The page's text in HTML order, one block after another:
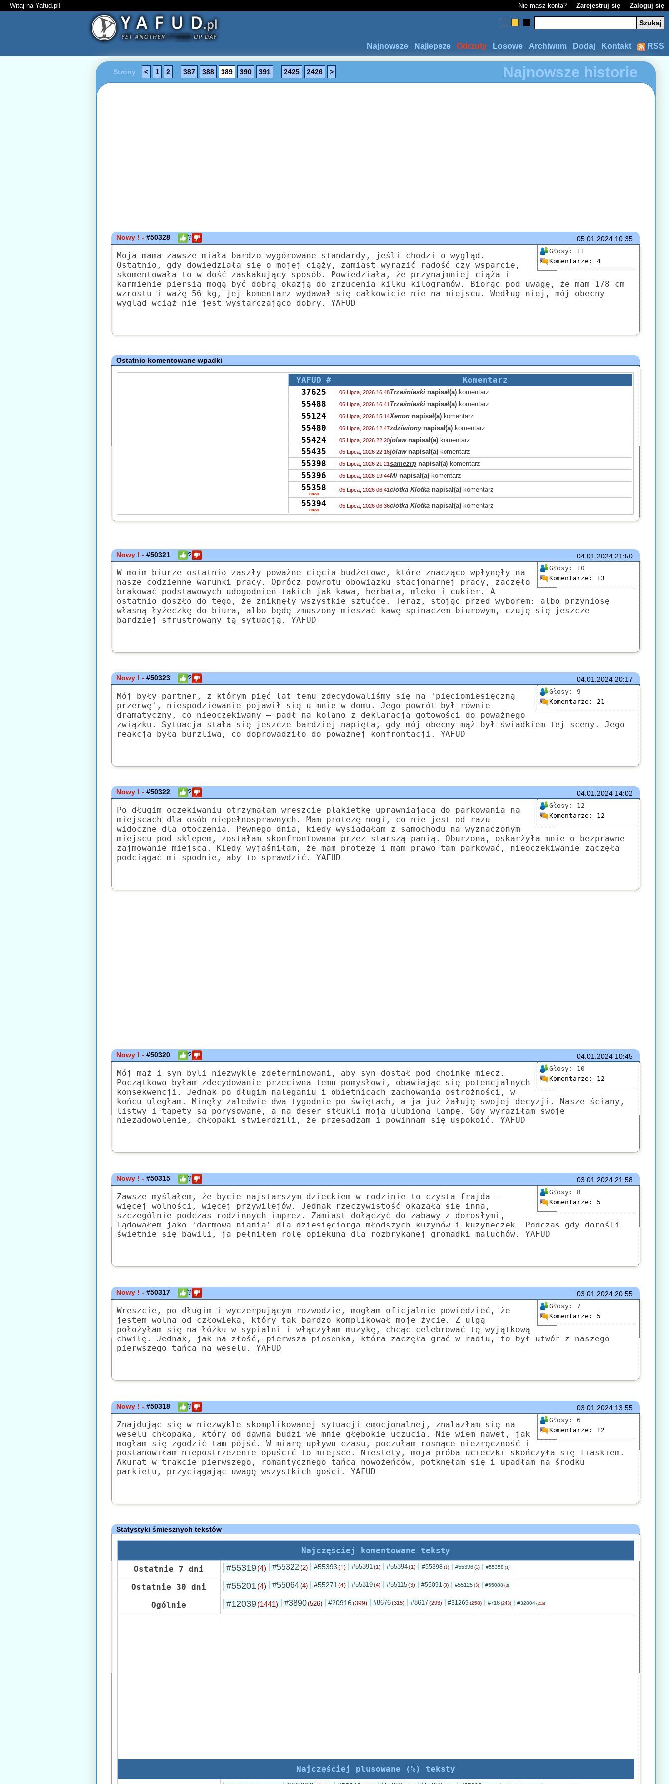
Witaj na Yafud.pl! Nie masz konta? Zarejestruj się Zaloguj się
RSS
Kontakt
Dodaj
Archiwum
Losowe
Odrzuty
Najlepsze
Najnowsze
Najnowsze historie
Strony < 1 2 387 388 389 390 391 2425 2426 >
05.01.202410:35
Nowy ! -#50328 ?
Głosy: 11
Komentarze: 4
Moja mama zawsze miała bardzo wygórowane standardy, jeśli chodzi o wygląd.
Ostatnio, gdy dowiedziała się o mojej ciąży, zamiast wyrazić radość czy wsparcie,
skomentowała to w dość zaskakujący sposób. Powiedziała, że przynajmniej ciąża i
karmienie piersią mogą być dobrą okazją do zrzucenia kilku kilogramów. Biorąc pod uwagę, że mam 178 cm
wzrostu i ważę 56 kg, jej komentarz wydawał się całkowicie nie na miejscu. Według niej, mój obecny
wygląd wciąż nie jest wystarczająco dobry. YAFUD
Ostatnio komentowane wpadki
YAFUD #
Komentarz
37625
06 Lipca, 2026 16:48Trześnieski napisał(a) komentarz
55488 06 Lipca, 2026 16:41 Trześnieski napisał(a) komentarz
55124 06 Lipca, 2026 15:14Xenon napisał(a) komentarz
55480 06 Lipca, 2026 12:47zdziwionynapisał(a) komentarz
55424 05 Lipca, 2026 22:20jolawnapisał(a) komentarz
55435 05 Lipca, 2026 22:16jolawnapisał(a) komentarz
55398 05 Lipca, 2026 21:21samezrp napisał(a) komentarz
55396 05 Lipca, 2026 19:44Mi napisał(a) komentarz
55358
TRASH
05 Lipca, 2026 06:41ciotka Klotka napisał(a) komentarz
55394
TRASH
05 Lipca, 2026 06:36ciotka Klotka napisał(a) komentarz
55319 04 Lipca, 2026 15:04Pepponenapisał(a)komentarz
55322 zdziwiony
55319 02 Lipca, 2026 13:57Grejon napisał(a)komentarz
55347 02 Lipca, 2026 11:46Bzhevxhnapisał(a) komentarz
55319 02 Lipca, 2026 10:42 Alice napisał(a)komentarz
55319 02 Lipca, 2026 06:10Grejon napisał(a)komentarz
04.01.202421:50
Nowy ! -#50321 ?
Głosy: 10
Komentarze: 13
W moim biurze ostatnio zaszły poważne cięcia budżetowe, które znacząco wpłynęły na
nasze codzienne warunki pracy. Oprócz powrotu obowiązku stacjonarnej pracy, zaczęło
brakować podstawowych udogodnień takich jak kawa, herbata, mleko i cukier. A
ostatnio doszło do tego, że zniknęły wszystkie sztućce. Teraz, stojąc przed wyborem: albo przyniosę
własną łyżeczkę do biura, albo będę zmuszony mieszać kawę spinaczem biurowym, czuję się jeszcze
bardziej sfrustrowany tą sytuacją. YAFUD
04.01.202420:17
Nowy ! -#50323 ?
Głosy: 9
Komentarze: 21
Mój były partner, z którym pięć lat temu zdecydowaliśmy się na 'pięciomiesięczną
przerwę', niespodziewanie pojawił się u mnie w domu. Jego powrót był równie
dramatyczny, co nieoczekiwany – padł na kolano z deklaracją gotowości do poważnego
związku. Sytuacja stała się jeszcze bardziej napięta, gdy mój obecny mąż był świadkiem tej sceny. Jego
reakcja była burzliwa, co doprowadziło do poważnej konfrontacji. YAFUD
04.01.202414:02
Nowy ! -#50322 ?
Głosy: 12
Komentarze: 12
Po długim oczekiwaniu otrzymałam wreszcie plakietkę uprawniającą do parkowania na
miejscach dla osób niepełnosprawnych. Mam protezę nogi, co nie jest od razu
widoczne dla otoczenia. Pewnego dnia, kiedy wysiadałam z samochodu na wyznaczonym
miejscu pod sklepem, zostałam skonfrontowana przez starszą panią. Oburzona, oskarżyła mnie o bezprawne
zajmowanie miejsca. Kiedy wyjaśniłam, że mam protezę i mam prawo tam parkować, nieoczekiwanie zaczęła
podciągać mi spodnie, aby to sprawdzić. YAFUD
04.01.202410:45
Nowy ! -#50320 ?
Głosy: 10
Komentarze: 12
Mój mąż i syn byli niezwykle zdeterminowani, aby syn dostał pod choinkę miecz.
Początkowo byłam zdecydowanie przeciwna temu pomysłowi, obawiając się potencjalnych
konsekwencji. Jednak po długim naleganiu i obietnicach zachowania ostrożności, w
końcu uległam. Minęły zaledwie dwa tygodnie po świętach, a ja już żałuję swojej decyzji. Nasze ściany,
listwy i tapety są porysowane, a na deser stłukli moją ulubioną lampę. Gdy wyraziłam swoje
niezadowolenie, chłopaki stwierdzili, że przesadzam i powinnam się uspokoić. YAFUD
03.01.202421:58
Nowy ! -#50315 ?
Głosy: 8
Komentarze: 5
Zawsze myślałem, że bycie najstarszym dzieckiem w rodzinie to czysta frajda -
więcej wolności, więcej przywilejów. Jednak rzeczywistość okazała się inna,
szczególnie podczas rodzinnych imprez. Zamiast dołączyć do zabawy z dorosłymi,
lądowałem jako 'darmowa niania' dla dziesięciorga młodszych kuzynów i kuzyneczek. Podczas gdy dorośli
świetnie się bawili, ja pełniłem rolę opiekuna dla rozbrykanej gromadki maluchów. YAFUD
03.01.202420:55
Nowy ! -#50317 ?
Głosy: 7
Komentarze: 5
Wreszcie, po długim i wyczerpującym rozwodzie, mogłam oficjalnie powiedzieć, że
jestem wolna od człowieka, który tak bardzo komplikował moje życie. Z ulgą
położyłam się na łóżku w sypialni i włączyłam muzykę, chcąc celebrować tę wyjątkową
chwilę. Jednak, jak na złość, pierwsza piosenka, która zaczęła grać w radiu, to był utwór z naszego
pierwszego tańca na weselu. YAFUD
03.01.202413:55
Nowy ! -#50318 ?
Głosy: 6
Komentarze: 12
Znajdując się w niezwykle skomplikowanej sytuacji emocjonalnej, znalazłam się na
weselu chłopaka, który od dawna budzi we mnie głębokie uczucia. Nie wiem nawet, jak
mogłam się zgodzić tam pójść. W miarę upływu czasu, poczułam rosnące niezręczność i
postanowiłam niepostrzeżenie opuścić to miejsce. Niestety, moja próba ucieczki skończyła się fiaskiem.
Akurat w trakcie pierwszego, romantycznego tańca nowożeńców, potknęłam się i upadłam na środku
parkietu, przyciągając uwagę wszystkich gości. YAFUD
Statystyki śmiesznych tekstów
Najczęściej komentowane teksty
Ostatnie 7 dni
#55319 (4) #55322 (2) #55393 (1) #55391 (1) #55394 (1) #55398 (1) #55396 (1) #55358 (1)
Ostatnie 30 dni #55201 (4) #55064(4) #55271 (4) #55319 (4) #55115 (3) #55091 (3) #55125 (3) #55088 (3)
Ogólnie #12039 (1441) #3890(526) #20916 (399) #8676 (315) #8617 (293) #31269 (258) #716 (243) #32804 (216)
Najczęściej plusowane (%) teksty